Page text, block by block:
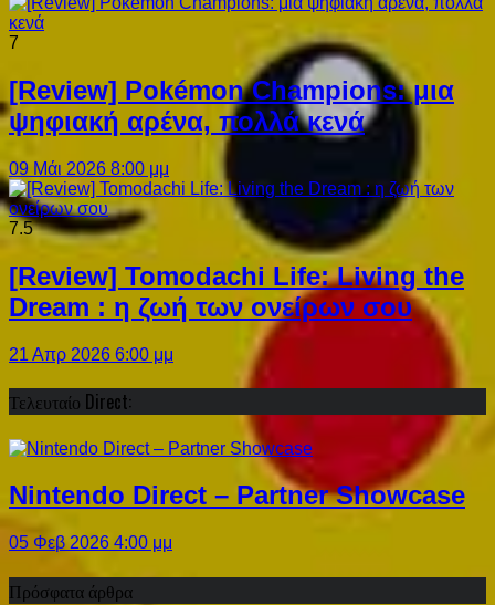
7
[Review] Pokémon Champions: μια
ψηφιακή αρένα, πολλά κενά
09 Μάι 2026 8:00 μμ
7.5
[Review] Tomodachi Life: Living the
Dream : η ζωή των ονείρων σου
21 Απρ 2026 6:00 μμ
Τελευταίο Direct:
Nintendo Direct – Partner Showcase
05 Φεβ 2026 4:00 μμ
Πρόσφατα άρθρα